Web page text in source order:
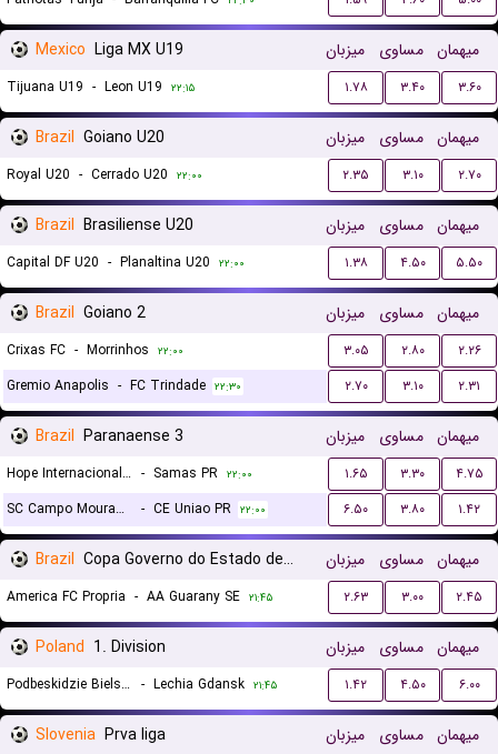
Mexico Liga MX U19 میزبان مساوی میهمان
Tijuana U19 - Leon U19 ۲۲:۱۵ ۱.۷۸ ۳.۴۰ ۳.۶۰
Brazil Goiano U20 میزبان مساوی میهمان
Royal U20 - Cerrado U20 ۲۲:۰۰ ۲.۳۵ ۳.۱۰ ۲.۷۰
Brazil Brasiliense U20 میزبان مساوی میهمان
Capital DF U20 - Planaltina U20 ۲۲:۰۰ ۱.۳۸ ۴.۵۰ ۵.۵۰
Brazil Goiano 2 میزبان مساوی میهمان
Crixas FC - Morrinhos ۲۲:۰۰ ۳.۰۵ ۲.۸۰
۲.۲۶
Gremio Anapolis - FC Trindade ۲۲:۳۰ ۲.۷۰ ۳.۱۰ ۲.۳۱
Brazil Paranaense 3 میزبان مساوی میهمان
Hope Internacional FC - Samas PR ۲۲:۰۰ ۱.۶۵ ۳.۳۰
۴.۷۵
SC Campo Mourao PR
- CE Uniao PR ۲۲:۰۰ ۶.۵۰ ۳.۸۰ ۱.۴۲
Brazil Copa Governo do Estado de Sergipe میزبان مساوی میهمان
America FC Propria - AA Guarany SE ۲۱:۴۵ ۲.۶۳ ۳.۰۰ ۲.۴۵
Poland 1. Division میزبان مساوی میهمان
Podbeskidzie Bielsko-Biala - Lechia Gdansk ۲۱:۴۵ ۱.۴۲ ۴.۵۰ ۶.۰۰
Slovenia Prva liga میزبان مساوی میهمان